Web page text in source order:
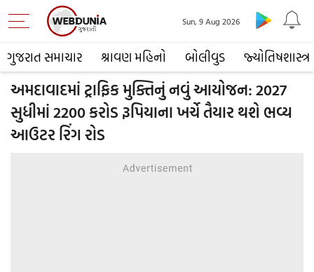
ગુજરાત સમાચાર શ્રાવણ મહિનો બોલીવુડ જ્યોતિષશાસ્ત્ર
Sun, 9 Aug 2026
અમદાવાદમાં ટ્રાફિક મુક્તિનું નવું આયોજન: 2027
સુધીમાં 2200 કરોડ રૂપિયાના ખર્ચે તૈયાર થશે ભવ્ય
આઉટર રિંગ રોડ